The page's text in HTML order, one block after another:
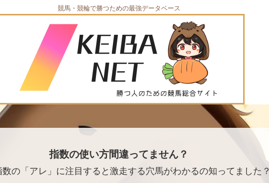
競馬・競輪で勝つための最強データベース
指数の使い方間違ってません？
数の「アレ」に注目すると激走する穴馬がわかるの知ってました？